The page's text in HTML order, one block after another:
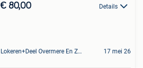
€ 80,00 Details
Lokeren+Deel Overmere En Zele 17 mei 26